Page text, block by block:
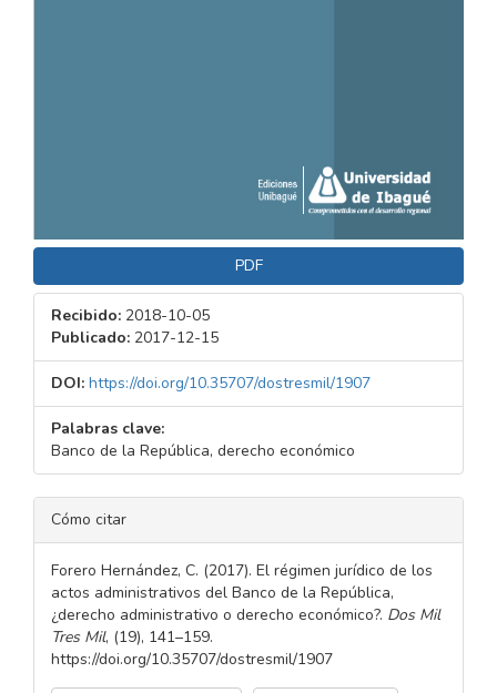
PDF
Recibido: 2018-10-05
Publicado: 2017-12-15
DOI: https://doi.org/10.35707/dostresmil/1907
Palabras clave:
Banco de la República, derecho económico
DETALLES
DEL
ARTÍCULO
Cómo citar
Forero Hernández, C. (2017). El régimen jurídico de los
actos administrativos del Banco de la República,
¿derecho administrativo o derecho económico?. Dos Mil
Tres Mil, (19), 141–159.
https://doi.org/10.35707/dostresmil/1907